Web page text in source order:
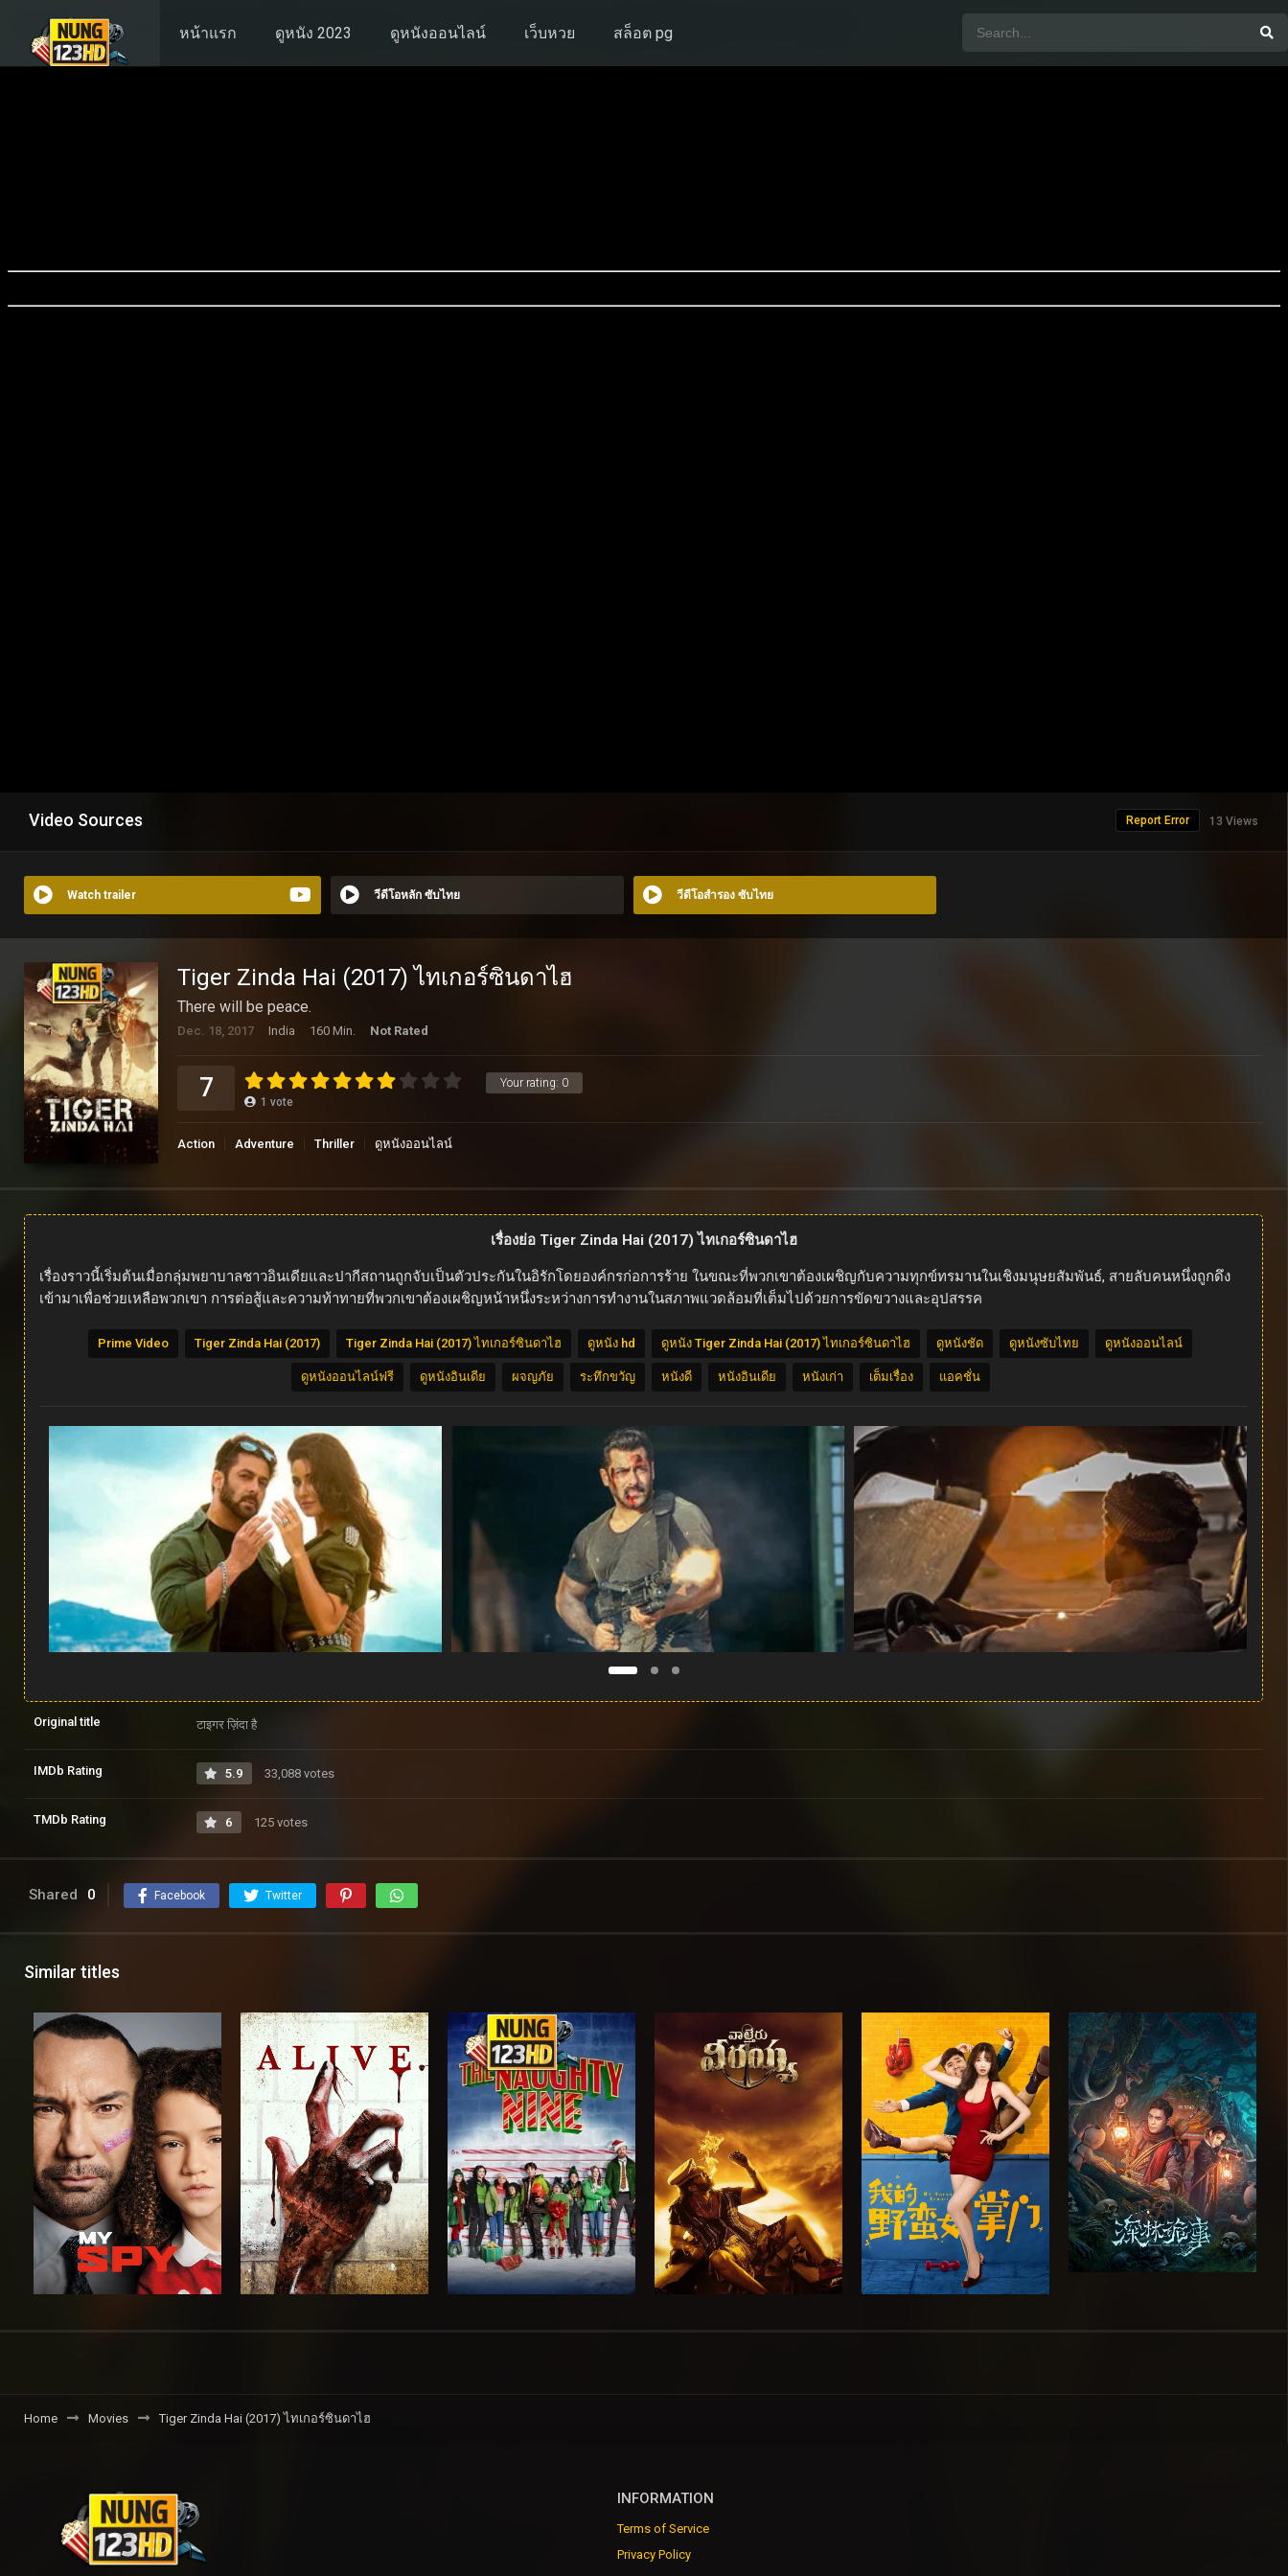
หน้าแรก ดูหนัง 2023 ดูหนังออนไลน์ เว็บหวย สล็อต pg
Video Sources 13 Views
Report Error
Watch trailer วีดีโอหลัก ซับไทย วีดีโอสำรอง ซับไทย
Tiger Zinda Hai (2017) ไทเกอร์ซินดาไฮ
There will be peace.
Dec. 18, 2017 India 160 Min. Not Rated
Your rating: 0
7 1 vote
Action Adventure Thriller ดูหนังออนไลน์
เรื่องย่อ Tiger Zinda Hai (2017) ไทเกอร์ซินดาไฮ
เรื่องราวนี้เริ่มต้นเมื่อกลุ่มพยาบาลชาวอินเดียและปากีสถานถูกจับเป็นตัวประกันในอิรักโดยองค์กรก่อการร้าย ในขณะที่พวกเขาต้องเผชิญกับความทุกข์ทรมานในเชิงมนุษยสัมพันธ์, สายลับคนหนึ่งถูกดึง
เข้ามาเพื่อช่วยเหลือพวกเขา การต่อสู้และความท้าทายที่พวกเขาต้องเผชิญหน้าหนึ่งระหว่างการทำงานในสภาพแวดล้อมที่เต็มไปด้วยการขัดขวางและอุปสรรค
Prime Video Tiger Zinda Hai (2017) Tiger Zinda Hai (2017) ไทเกอร์ซินดาไฮ ดูหนัง hd ดูหนัง Tiger Zinda Hai (2017) ไทเกอร์ซินดาไฮ ดูหนังชัด ดูหนังซับไทย ดูหนังออนไลน์
ดูหนังออนไลน์ฟรี ดูหนังอินเดีย ผจญภัย ระทึกขวัญ หนังดี หนังอินเดีย หนังเก่า เต็มเรื่อง แอคชั่น
Original title टाइगर ज़िंदा है
IMDb Rating 5.9 33,088 votes
TMDb Rating 6 125 votes
Shared 0 Facebook Twitter
Similar titles
Home Movies Tiger Zinda Hai (2017) ไทเกอร์ซินดาไฮ
INFORMATION
Terms of Service
Privacy Policy